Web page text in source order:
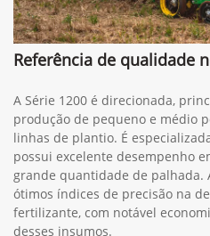
Referência de qualidade
A Série 1200 é direcionada,
produção de pequeno e médio
linhas de plantio. É
possui excelente desempenho
grande quantidade de palhada.
ótimos índices de precisão na
fertilizante, com notável
desses insumos.